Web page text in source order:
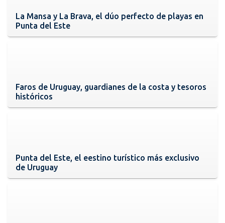
La Mansa y La Brava, el dúo perfecto de playas en
Punta del Este
Faros de Uruguay, guardianes de la costa y tesoros
históricos
Punta del Este, el eestino turístico más exclusivo
de Uruguay